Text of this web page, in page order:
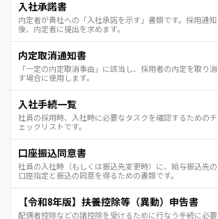
入社承諾書
内定者が貴社への「入社承諾を示す」書類です。採用通知
後、内定者に提出を求めます。
内定取消通知書
「一定の内定取消事由」に該当し、採用者の内定を取り消
す場合に使用します。
入社手続一覧
社員の採用時、入社時に必要なタスクを確認するためのチ
ェックリストです。
口座振込同意書
社員の入社時（もしくは振込先変更時）に、給与振込先の
口座指定と振込の同意を得るための書類です。
【令和8年版】扶養控除等（異動）申告書
配偶者控除などの諸控除を受けるために行なう手続に必要